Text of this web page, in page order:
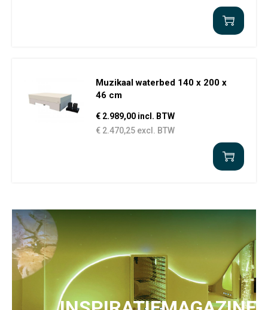
Muzikaal waterbed 140 x 200 x
46 cm
€ 2.989,00 incl. BTW
€ 2.470,25 excl. BTW